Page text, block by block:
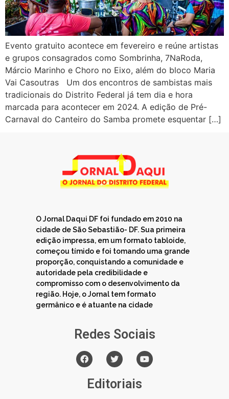
Evento gratuito acontece em fevereiro e reúne artistas
e grupos consagrados como Sombrinha, 7NaRoda,
Márcio Marinho e Choro no Eixo, além do bloco Maria
Vai Casoutras Um dos encontros de sambistas mais
tradicionais do Distrito Federal já tem dia e hora
marcada para acontecer em 2024. A edição de Pré-
Carnaval do Canteiro do Samba promete esquentar […]
O Jornal Daqui DF foi fundado em 2010 na
cidade de São Sebastião- DF. Sua primeira
edição impressa, em um formato tabloide,
começou tímido e foi tomando uma grande
proporção, conquistando a comunidade e
autoridade pela credibilidade e
compromisso com o desenvolvimento da
região. Hoje, o Jornal tem formato
germânico e é atuante na cidade
Redes Sociais
Editoriais